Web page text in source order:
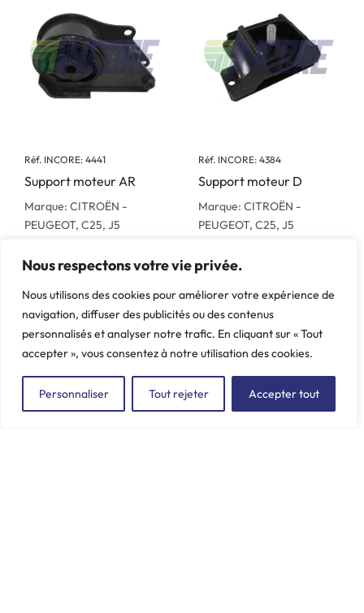
Nous respectons votre vie privée.
Nous utilisons des cookies pour améliorer votre expérience de
navigation, diffuser des publicités ou des contenus
personnalisés et analyser notre trafic. En cliquant sur « Tout
accepter », vous consentez à notre utilisation des cookies.
Personnaliser Tout rejeter Accepter tout
Réf. INCORE: 4441
Support moteur AR
Marque: CITROËN -
PEUGEOT, C25, J5
Réf. INCORE: 4384
Support moteur D
Marque: CITROËN -
PEUGEOT, C25, J5
ZAC du Plessis Val Vert